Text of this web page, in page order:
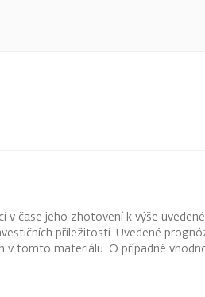
čase jeho zhotovení k výše
příležitostí. Uvedené
tomto materiálu. O případné